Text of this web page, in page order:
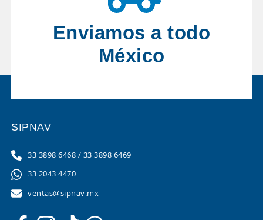
Enviamos a todo
México
SIPNAV
33 3898 6468 / 33 3898 6469
33 2043 4470
ventas@sipnav.mx